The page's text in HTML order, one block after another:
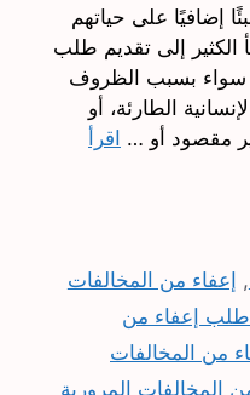
إضافيًا على حياتهم
الكثير إلى تقديم طلب
سواء بسبب الظروف
الطارئة، أو
مقصود أو … اقرأ
, إعفاء من المخالفات
طلب إعفاء من
من المخالفات
المخالفات المرورية